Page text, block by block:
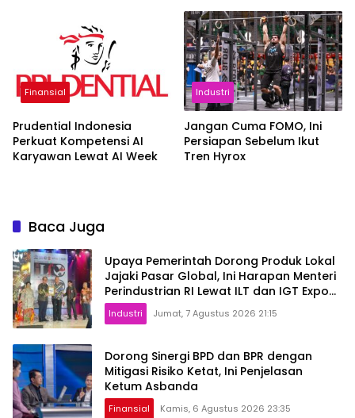
Finansial
Prudential Indonesia
Perkuat Kompetensi AI
Karyawan Lewat AI Week
Industri
Jangan Cuma FOMO, Ini
Persiapan Sebelum Ikut
Tren Hyrox
Baca Juga
Upaya Pemerintah Dorong Produk Lokal
Jajaki Pasar Global, Ini Harapan Menteri
Perindustrian RI Lewat ILT dan IGT Expo
2026
Industri Jumat, 7 Agustus 2026 21:15
Dorong Sinergi BPD dan BPR dengan
Mitigasi Risiko Ketat, Ini Penjelasan
Ketum Asbanda
Finansial Kamis, 6 Agustus 2026 23:35